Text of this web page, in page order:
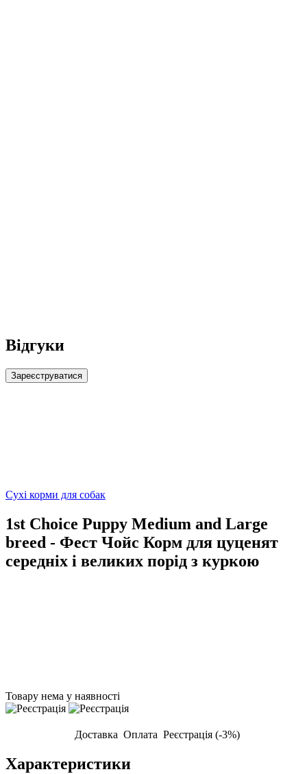
Відгуки
Зареєструватися
Сухі корми для собак
1st Choice Puppy Medium and Large
breed - Фест Чойс Корм ​​для цуценят
середніх і великих порід з куркою
Товару нема у наявності
Доставка Оплата Реєстрація (-3%)
Характеристики